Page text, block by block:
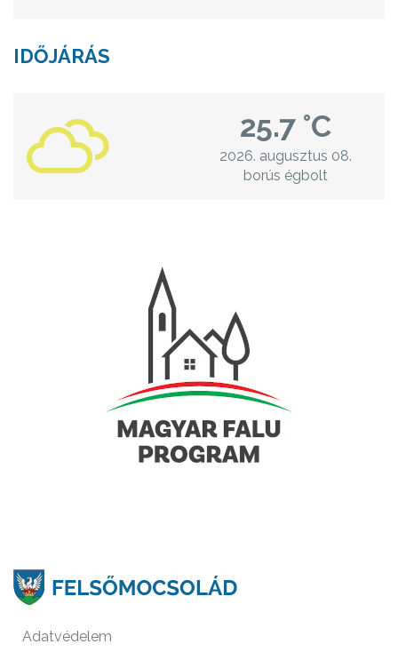
IDŐJÁRÁS
25.7 °C
2026. augusztus 08.
borús égbolt
Adatvédelem